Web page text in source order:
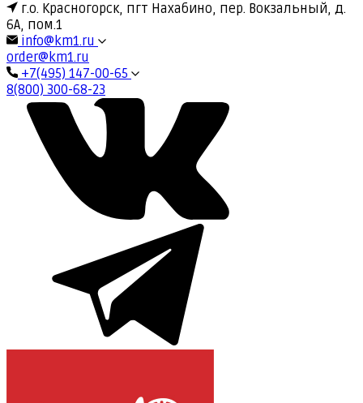
г.о. Красногорск, пгт Нахабино, пер. Вокзальный, д.
6А, пом.1
info@km1.ru
order@km1.ru
+7(495) 147-00-65
8(800) 300-68-23